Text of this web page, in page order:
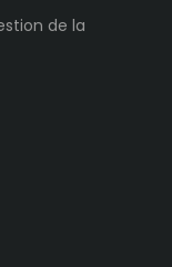
de la